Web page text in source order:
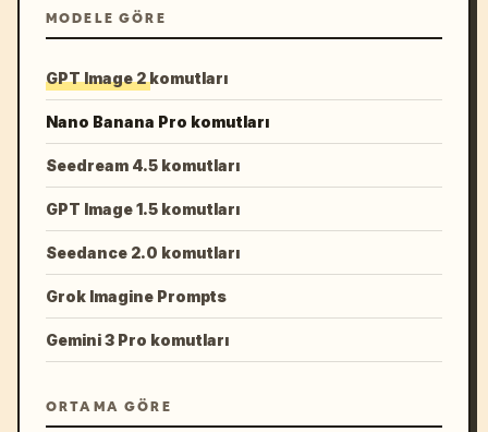
MODELE GÖRE
GPT Image 2 komutları
Nano Banana Pro komutları
Seedream 4.5 komutları
GPT Image 1.5 komutları
Seedance 2.0 komutları
Grok Imagine Prompts
Gemini 3 Pro komutları
ORTAMA GÖRE